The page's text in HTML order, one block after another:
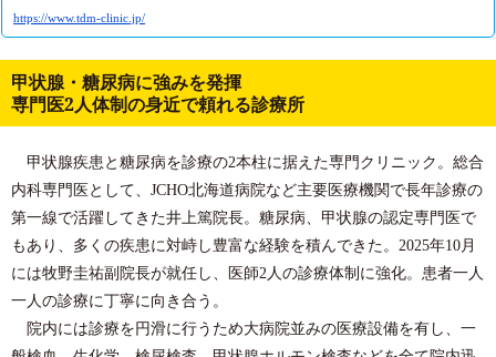
https://www.tdm-clinic.jp/
甲状腺・糖尿病に強みを発揮
専門医2人体制の身近で頼れる診療所
甲状腺疾患と糖尿病を診療の2本柱に据えた専門クリニック。総合
内科専門医として、JCHO北海道病院など主要医療機関で長年診療の
第一線で活躍してきた井上篤院長。糖尿病、甲状腺の認定専門医で
もあり、多くの疾患に対峙し豊富な経験を積んできた。2025年10月
には牧野圭祐副院長が就任し、医師2人の診療体制に強化。患者一人
一人の診療に丁寧に向き合う。
院内には診療を円滑に行うため大病院並みの医療設備を有し、一